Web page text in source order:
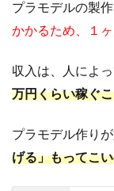
プラモデルの製作
かかるため、１
収入は、人によ
万円くらい稼ぐ
プラモデル作り
げる」もってこ